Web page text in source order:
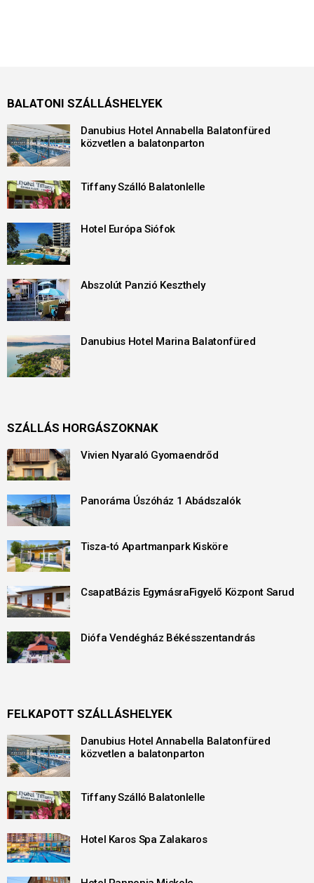
BALATONI SZÁLLÁSHELYEK
Danubius Hotel Annabella Balatonfüred
közvetlen a balatonparton
Tiffany Szálló Balatonlelle
Hotel Európa Siófok
Abszolút Panzió Keszthely
Danubius Hotel Marina Balatonfüred
SZÁLLÁS HORGÁSZOKNAK
Vivien Nyaraló Gyomaendrőd
Panoráma Úszóház 1 Abádszalók
Tisza-tó Apartmanpark Kisköre
CsapatBázis EgymásraFigyelő Központ Sarud
Diófa Vendégház Békésszentandrás
FELKAPOTT SZÁLLÁSHELYEK
Danubius Hotel Annabella Balatonfüred
közvetlen a balatonparton
Tiffany Szálló Balatonlelle
Hotel Karos Spa Zalakaros